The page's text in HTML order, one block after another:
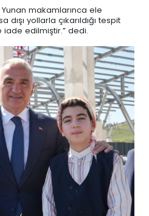
Yunan makamlarınca ele
yollarla çıkarıldığı tespit
iade edilmiştir.” dedi.